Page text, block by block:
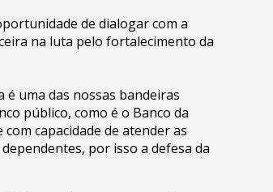
de dialogar com a
na luta pelo fortalecimento da
é uma das nossas bandeiras
público, como é o Banco da
capacidade de atender as
por isso a defesa da